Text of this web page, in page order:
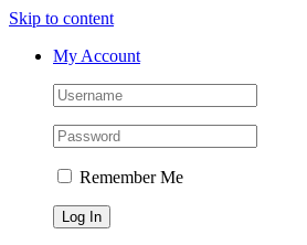
Skip to content
My Account
Remember Me